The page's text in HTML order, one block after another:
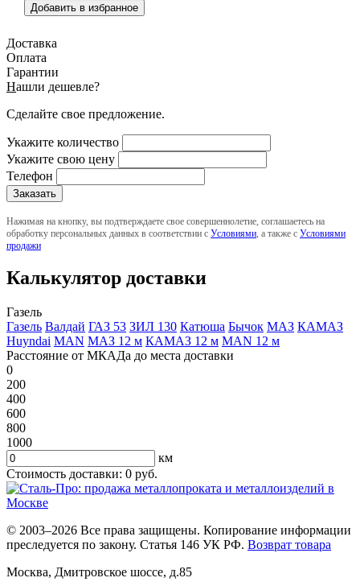
Добавить в избранное
Доставка
Оплата
Гарантии
Нашли дешевле?
Сделайте свое предложение.
Укажите количество
Укажите свою цену
Телефон
Нажимая на кнопку, вы подтверждаете свое совершеннолетие, соглашаетесь на
обработку персональных данных в соответствии с Условиями , а также с Условиями
продажи
Калькулятор доставки
Газель
Газель Валдай ГАЗ 53 ЗИЛ 130 Катюша Бычок МАЗ КАМАЗ
Huyndai MAN МАЗ 12 м КАМАЗ 12 м MAN 12 м
Расстояние от МКАДа до места доставки
0
200
400
600
800
1000
км
Стоимость доставки: 0 руб.
© 2003–2026 Все права защищены. Копирование информации
преследуется по закону. Статья 146 УК РФ. Возврат товара
Москва, Дмитровское шоссе, д.85